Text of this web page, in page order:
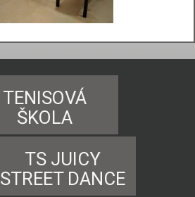
TENISOVÁ
ŠKOLA
TS JUICY
STREET DANCE